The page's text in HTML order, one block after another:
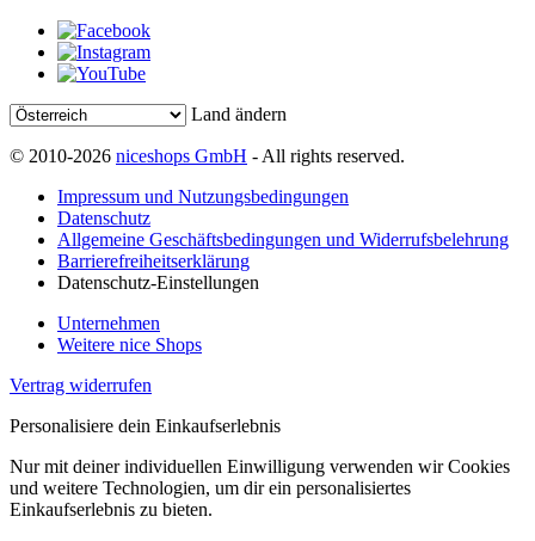
Land ändern
© 2010-2026 niceshops GmbH - All rights reserved.
Impressum und Nutzungsbedingungen
Datenschutz
Allgemeine Geschäftsbedingungen und Widerrufsbelehrung
Barrierefreiheitserklärung
Datenschutz-Einstellungen
Unternehmen
Weitere nice Shops
Vertrag widerrufen
Personalisiere dein Einkaufserlebnis
Nur mit deiner individuellen Einwilligung verwenden wir Cookies
und weitere Technologien, um dir ein personalisiertes
Einkaufserlebnis zu bieten.